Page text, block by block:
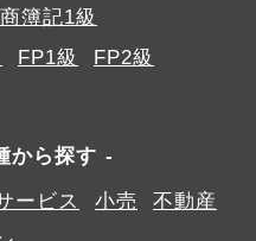
簿記1級
FP1級 FP2級
から探す
ービス 小売
不動産